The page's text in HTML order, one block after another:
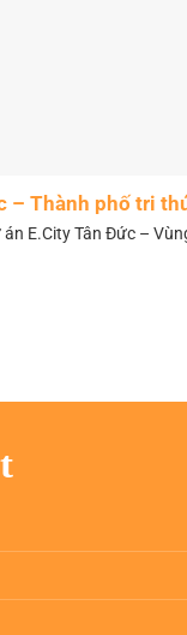
– Thành phố tri
E.City Tân Đức –